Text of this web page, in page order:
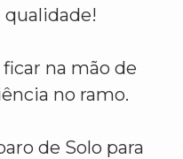
na mão de
no ramo.
de Solo para